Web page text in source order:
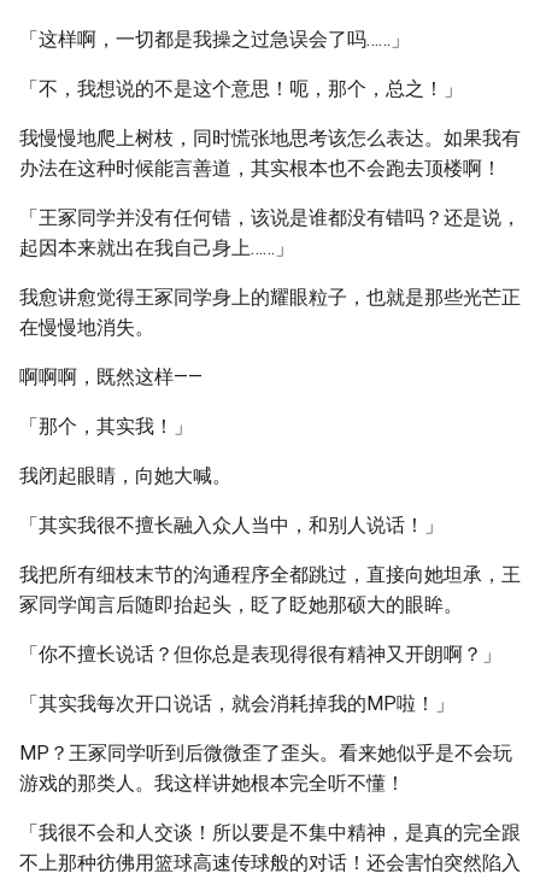
「这样啊，一切都是我操之过急误会了吗……」
「不，我想说的不是这个意思！呃，那个，总之！」
我慢慢地爬上树枝，同时慌张地思考该怎么表达。如果我有
办法在这种时候能言善道，其实根本也不会跑去顶楼啊！
「王冢同学并没有任何错，该说是谁都没有错吗？还是说，
起因本来就出在我自己身上……」
我愈讲愈觉得王冢同学身上的耀眼粒子，也就是那些光芒正
在慢慢地消失。
啊啊啊，既然这样——
「那个，其实我！」
我闭起眼睛，向她大喊。
「其实我很不擅长融入众人当中，和别人说话！」
我把所有细枝末节的沟通程序全都跳过，直接向她坦承，王
冢同学闻言后随即抬起头，眨了眨她那硕大的眼眸。
「你不擅长说话？但你总是表现得很有精神又开朗啊？」
「其实我每次开口说话，就会消耗掉我的MP啦！」
MP？王冢同学听到后微微歪了歪头。看来她似乎是不会玩
游戏的那类人。我这样讲她根本完全听不懂！
「我很不会和人交谈！所以要是不集中精神，是真的完全跟
不上那种彷佛用篮球高速传球般的对话！还会害怕突然陷入